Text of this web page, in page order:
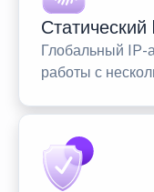
Глобальный IP-
работы с